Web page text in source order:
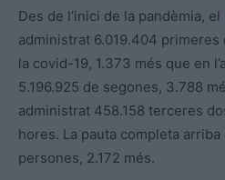
Des de l’inici de la pandèmia, el
administrat 6.019.404 primeres
la covid-19, 1.373 més que en
5.196.925 de segones, 3.788
administrat 458.158 terceres
hores. La pauta completa
persones, 2.172 més.